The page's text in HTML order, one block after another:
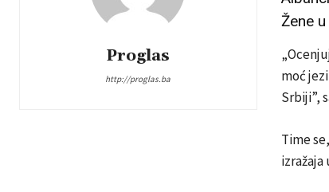
Proglas
http://proglas.ba
Žene
moć
Srbiji”,
Time
izražaja